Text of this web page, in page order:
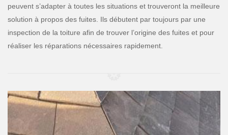
peuvent s’adapter à toutes les situations et trouveront la meilleure
solution à propos des fuites. Ils débutent par toujours par une
inspection de la toiture afin de trouver l’origine des fuites et pour
réaliser les réparations nécessaires rapidement.